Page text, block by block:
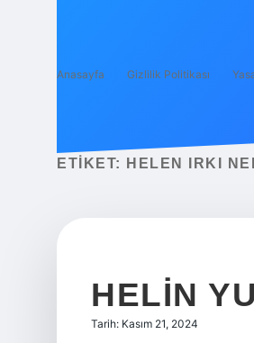
Anasayfa Gizlilik Politikası
ETIKET: HELEN IRKI
HELIN
Tarih: Kasım 21, 2024